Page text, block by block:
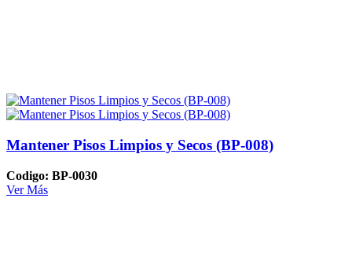
Mantener Pisos Limpios y Secos (BP-008)
Codigo: BP-0030
Ver Más